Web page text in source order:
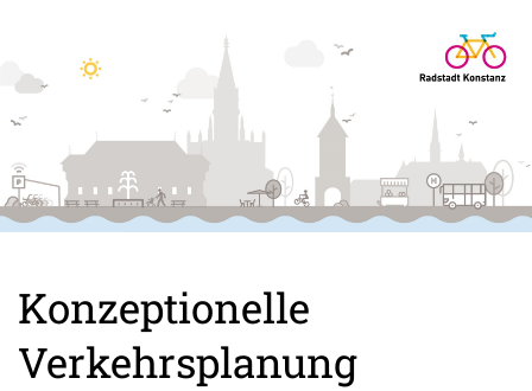
Konzeptionelle
Verkehrsplanung